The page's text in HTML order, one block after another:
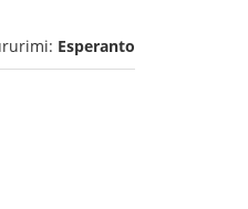
Esperanto